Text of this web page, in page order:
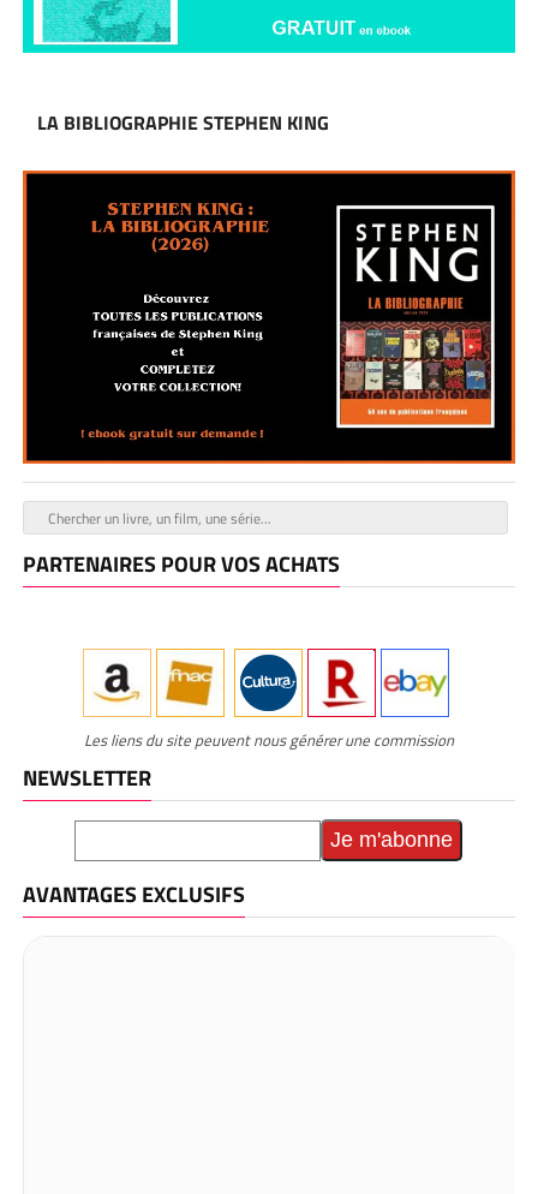
LA BIBLIOGRAPHIE STEPHEN KING
PARTENAIRES POUR VOS ACHATS
Les liens du site peuvent nous générer une commission
NEWSLETTER
AVANTAGES EXCLUSIFS